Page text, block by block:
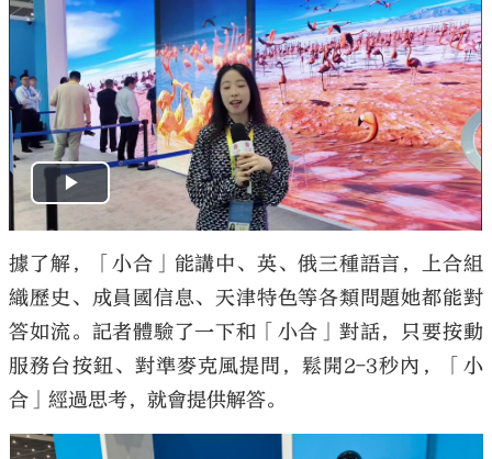
據了解，「小合」能講中、英、俄三種語言，上合組
織歷史、成員國信息、天津特色等各類問題她都能對
答如流。記者體驗了一下和「小合」對話，只要按動
服務台按鈕、對準麥克風提問，鬆開2-3秒內，「小
合」經過思考，就會提供解答。